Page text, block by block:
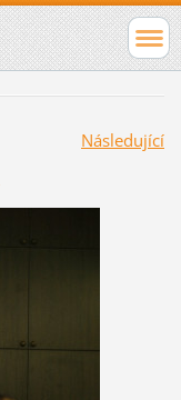
Následující